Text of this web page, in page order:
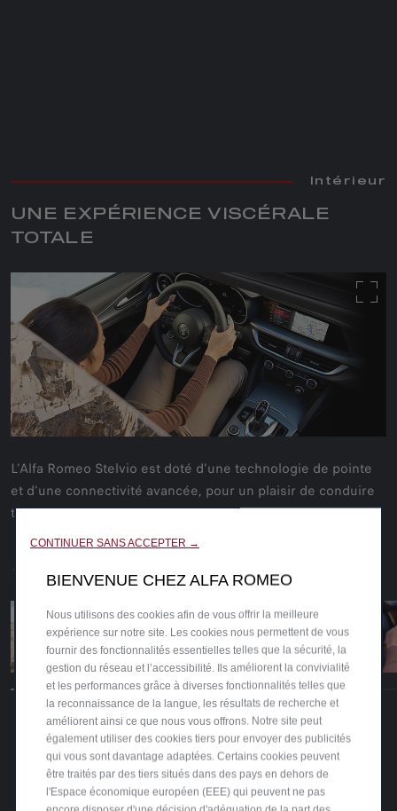
Intérieur
Intérieur
UNE EXPÉRIENCE VISCÉRALE
TOTALE
L'Alfa Romeo Stelvio est doté d'une technologie de pointe
et d'une connectivité avancée, pour un plaisir de conduire
toujours plus grand.
Intérieur
Intérieur
Intérieur
Intérieur
Intérieur
Intérieur
CONTINUER SANS ACCEPTER →
BIENVENUE CHEZ ALFA ROMEO
Nous utilisons des cookies afin de vous offrir la meilleure
expérience sur notre site. Les cookies nous permettent de vous
fournir des fonctionnalités essentielles telles que la sécurité, la
gestion du réseau et l’accessibilité. Ils améliorent la convivialité
et les performances grâce à diverses fonctionnalités telles que
la reconnaissance de la langue, les résultats de recherche et
améliorent ainsi ce que nous vous offrons. Notre site peut
également utiliser des cookies tiers pour envoyer des publicités
qui vous sont davantage adaptées. Certains cookies peuvent
être traités par des tiers situés dans des pays en dehors de
l'Espace économique européen (EEE) qui peuvent ne pas